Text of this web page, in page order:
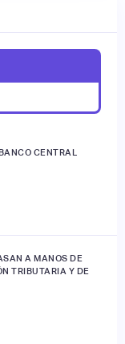
CENTRAL
A MANOS DE
TRIBUTARIA Y DE